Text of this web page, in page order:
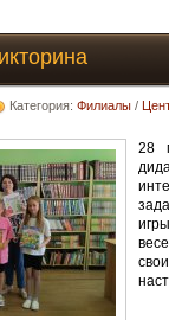
Категория:Филиалы /
28